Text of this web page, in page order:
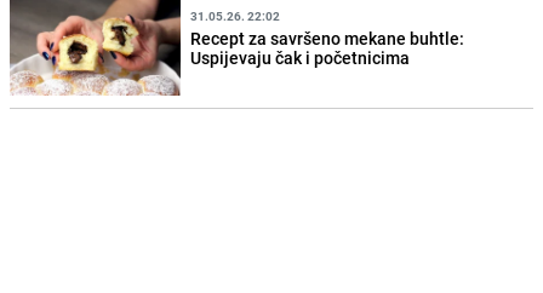
31.05.26. 22:02
Recept za savršeno mekane buhtle:
Uspijevaju čak i početnicima